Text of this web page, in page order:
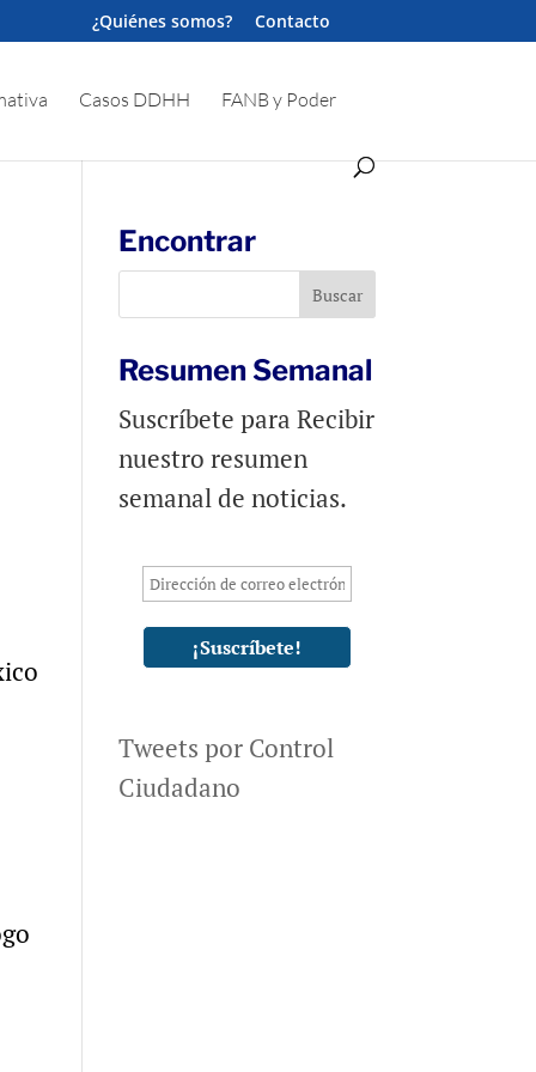
¿Quiénes somos? Contacto
Casos DDHH FANB y Poder
Encontrar
Resumen Semanal
Suscríbete para Recibir
nuestro resumen
semanal de noticias.
Tweets por Control
Ciudadano